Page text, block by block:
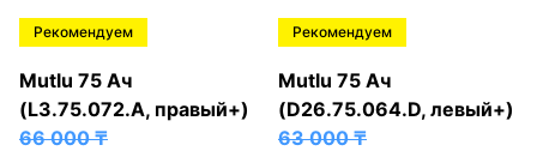
Рекомендуем
Mutlu 75 Ач
(L3.75.072.A, правый+)
66 000₸
Рекомендуем
Mutlu 75 Ач
(D26.75.064.D, левый+)
63 000₸